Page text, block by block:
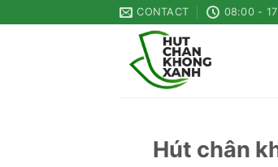
to
CONTACT 08:00 -
Hút chân